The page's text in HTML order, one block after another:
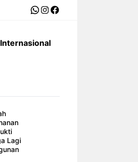
WhatsApp
Instagram
Facebook
Internasional
Lagi